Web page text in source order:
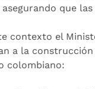
asegurando que
contexto el
a la construcción
colombiano: